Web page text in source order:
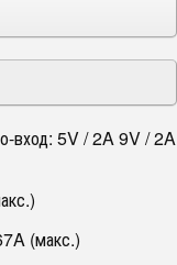
вход: 5V / 2A 9V / 2A
(макс.)